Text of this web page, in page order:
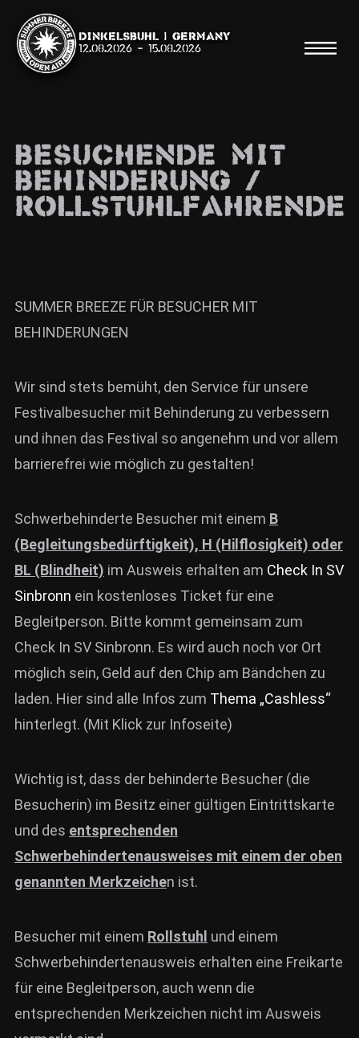
Dinkelsbühl | Germany
12.08.2026 - 15.08.2026
Suche
News
Info
Media
Kontakt
BARRIEREFREIHEIT
ONLINE
Rückblicke
Galerien
BESUCHENDE MIT
BEHINDERUNG /
ROLLSTUHLFAHRENDE
SUMMER BREEZE FÜR BESUCHER MIT
BEHINDERUNGEN
Wir sind stets bemüht, den Service für unsere
Festivalbesucher mit Behinderung zu verbessern
und ihnen das Festival so angenehm und vor allem
barrierefrei wie möglich zu gestalten!
Schwerbehinderte Besucher mit einem B
(Begleitungsbedürftigkeit), H (Hilflosigkeit) oder
BL (Blindheit) im Ausweis erhalten am Check In SV
Sinbronn ein kostenloses Ticket für eine
Begleitperson. Bitte kommt gemeinsam zum
Check In SV Sinbronn. Es wird auch noch vor Ort
möglich sein, Geld auf den Chip am Bändchen zu
laden. Hier sind alle Infos zum Thema „Cashless“
hinterlegt. (Mit Klick zur Infoseite)
Wichtig ist, dass der behinderte Besucher (die
Besucherin) im Besitz einer gültigen Eintrittskarte
und des entsprechenden
Schwerbehindertenausweises mit einem der oben
genannten Merkzeichen ist.
Besucher mit einem Rollstuhl und einem
Schwerbehindertenausweis erhalten eine Freikarte
für eine Begleitperson, auch wenn die
entsprechenden Merkzeichen nicht im Ausweis